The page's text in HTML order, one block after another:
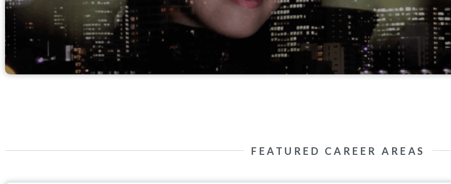
FEATURED CAREER AREAS